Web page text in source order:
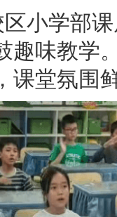
小学部
趣味教学
课堂氛围